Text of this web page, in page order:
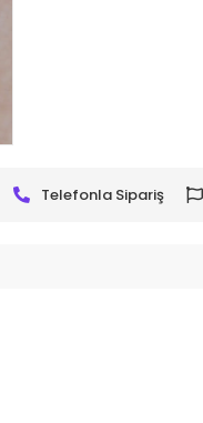
Telefonla Sipariş